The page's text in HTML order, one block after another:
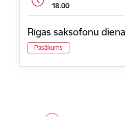
18.00
Rīgas saksofonu
Pasākums